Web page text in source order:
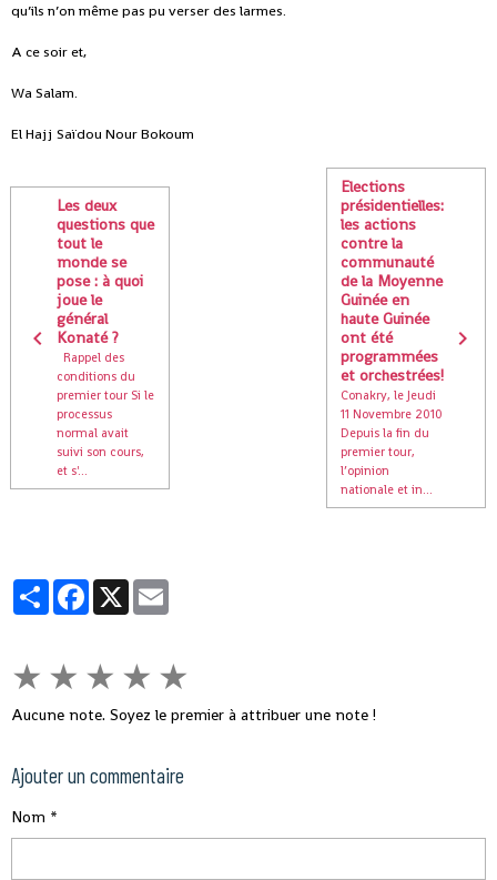
qu’ils n’on même pas pu verser des larmes.
A ce soir et,
Wa Salam.
El Hajj Saïdou Nour Bokoum
Les deux
questions que
tout le
monde se
pose : à quoi
joue le
général
Konaté ?
Rappel des
conditions du
premier tour Si le
processus
normal avait
suivi son cours,
et s'...
Elections
présidentielles:
les actions
contre la
communauté
de la Moyenne
Guinée en
haute Guinée
ont été
programmées
et orchestrées!
Conakry, le Jeudi
11 Novembre 2010
Depuis la fin du
premier tour,
l’opinion
nationale et in...
PartagerFacebook
X
★ ★ ★ ★ ★
Aucune note. Soyez le premier à attribuer une note !
Ajouter un commentaire
Nom